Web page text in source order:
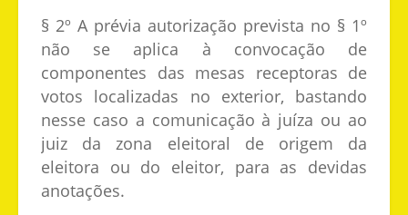
§ 2º A prévia autorização prevista no § 1º
não se aplica à convocação de
componentes das mesas receptoras de
votos localizadas no exterior, bastando
nesse caso a comunicação à juíza ou ao
juiz da zona eleitoral de origem da
eleitora ou do eleitor, para as devidas
anotações.